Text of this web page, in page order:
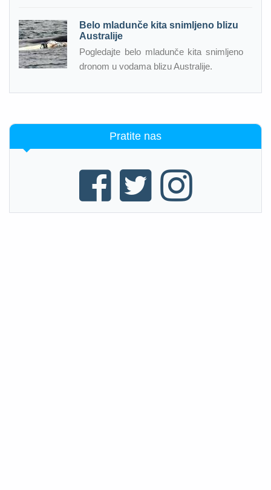
Belo mladunče kita snimljeno blizu
Australije
Pogledajte belo mladunče kita snimljeno
dronom u vodama blizu Australije.
Pratite nas